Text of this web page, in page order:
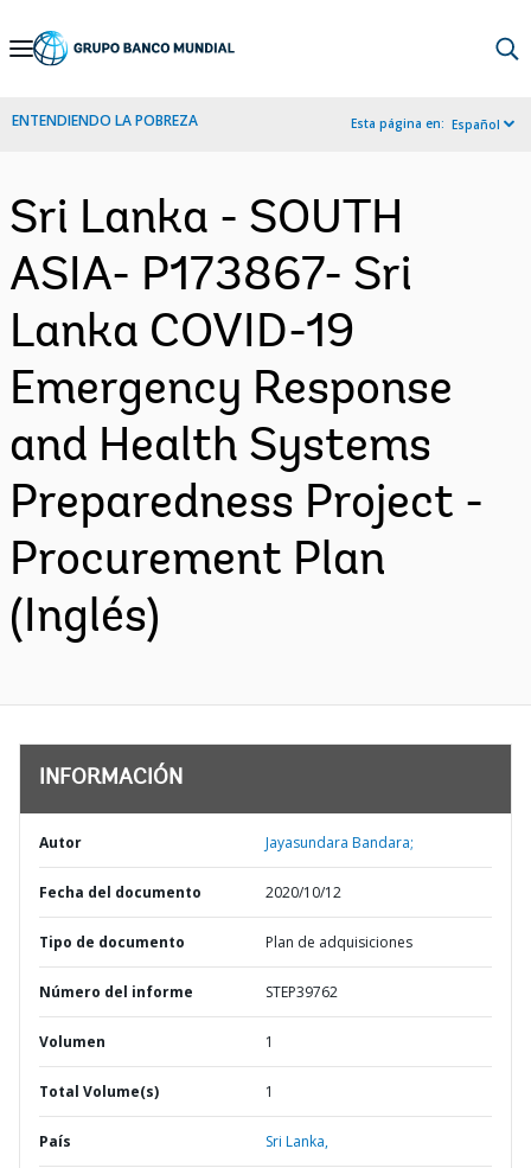
Skip
Navigation
ENTENDIENDO LA POBREZA Esta página en: Español
Sri Lanka - SOUTH
ASIA- P173867- Sri
Lanka COVID-19
Emergency Response
and Health Systems
Preparedness Project -
Procurement Plan
(Inglés)
INFORMACIÓN
Autor Jayasundara Bandara;
Fecha del documento 2020/10/12
Tipo de documento Plan de adquisiciones
Número del informe STEP39762
Volumen 1
Total Volume(s) 1
País Sri Lanka,